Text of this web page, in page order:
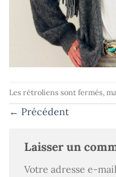
Les rétroliens sont fermés,
← Précédent
Laisser un
Votre adresse e-